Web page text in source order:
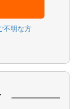
不明な方